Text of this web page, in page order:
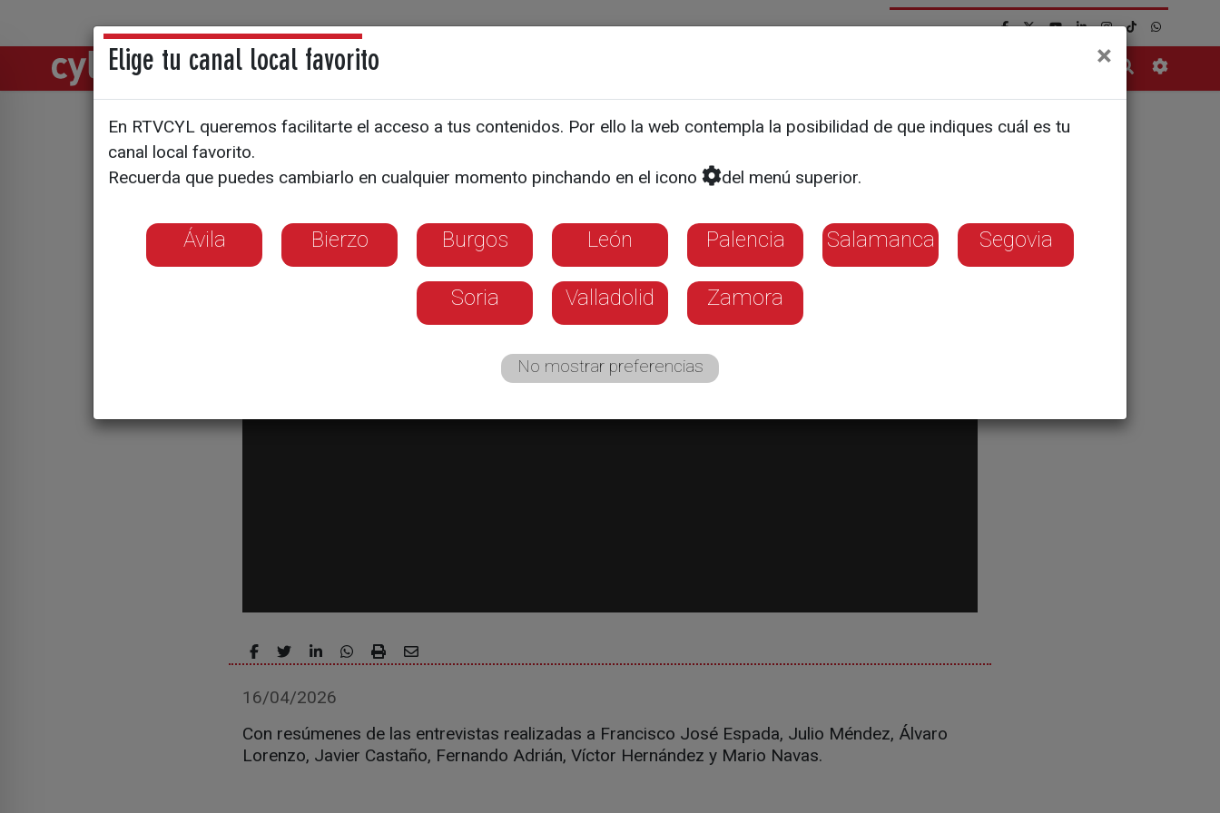
Directos Noticias
Grana y Oro - Último especial de verano
16/04/2026
Con resúmenes de las entrevistas realizadas a Francisco José Espada, Julio Méndez, Álvaro
Lorenzo, Javier Castaño, Fernando Adrián, Víctor Hernández y Mario Navas.
Elige tu canal local favorito ×
En RTVCYL queremos facilitarte el acceso a tus contenidos. Por ello la web contempla la posibilidad de que indiques cuál es tu
canal local favorito.
Recuerda que puedes cambiarlo en cualquier momento pinchando en el icono
del menú superior.
Ávila Bierzo Burgos León Palencia Salamanca Segovia
Soria Valladolid Zamora
No mostrar preferencias